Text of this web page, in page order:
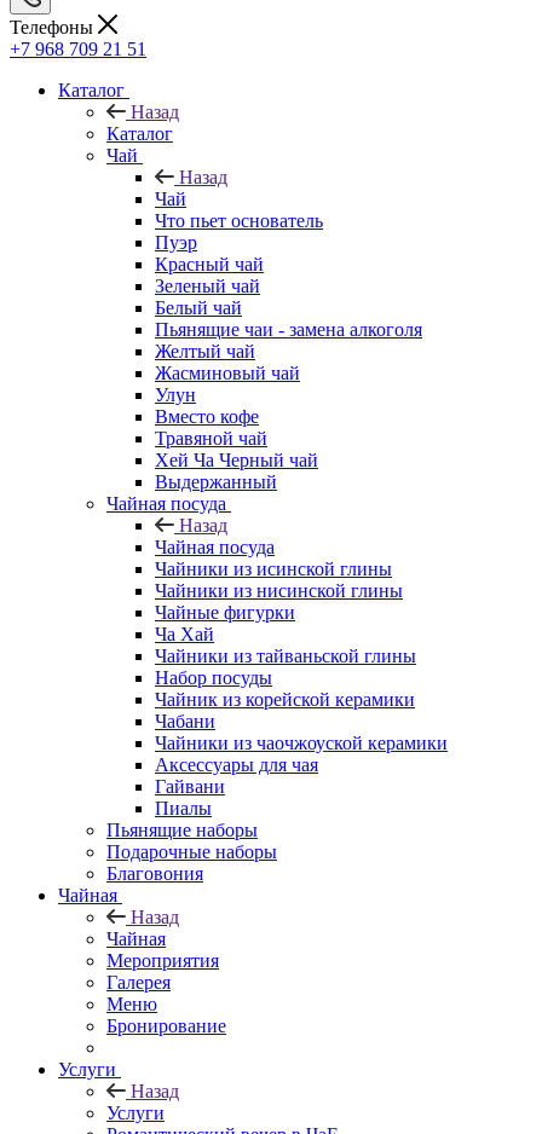
Телефоны
+7 968 709 21 51
Каталог
Назад
Каталог
Чай
Назад
Чай
Что пьет основатель
Пуэр
Красный чай
Зеленый чай
Белый чай
Пьянящие чаи - замена алкоголя
Желтый чай
Жасминовый чай
Улун
Вместо кофе
Травяной чай
Хей Ча Черный чай
Выдержанный
Чайная посуда
Назад
Чайная посуда
Чайники из исинской глины
Чайники из нисинской глины
Чайные фигурки
Ча Хай
Чайники из тайваньской глины
Набор посуды
Чайник из корейской керамики
Чабани
Чайники из чаочжоуской керамики
Аксессуары для чая
Гайвани
Пиалы
Пьянящие наборы
Подарочные наборы
Благовония
Чайная
Назад
Чайная
Мероприятия
Галерея
Меню
Бронирование
Услуги
Назад
Услуги